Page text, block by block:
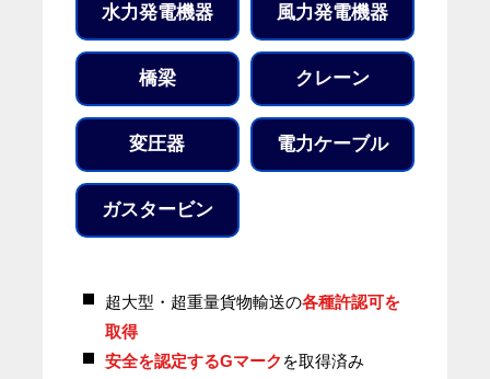
水力発電機器 風力発電機器
橋梁 クレーン
変圧器 電力ケーブル
ガスタービン
超大型・超重量貨物輸送の各種許認可を
取得
安全を認定するGマーク を取得済み